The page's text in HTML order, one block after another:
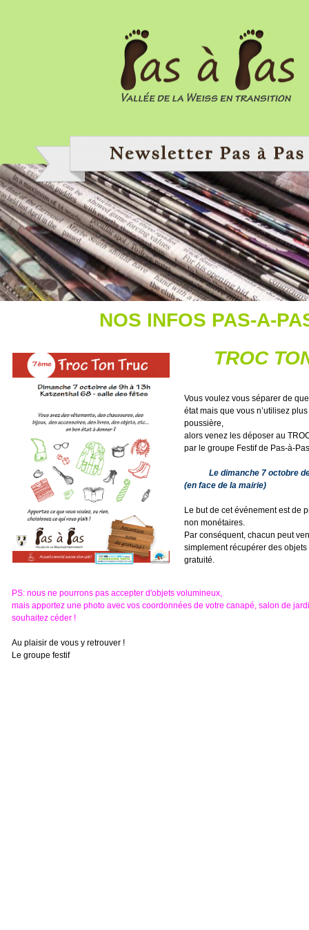
NOS INFOS PAS-A-
TROC
Vous voulez vous séparer de
état mais que vous n’utilisez
poussière,
alors venez les déposer au
par le groupe Festif de Pas-à-
Le dimanche 7 octobre de
(en face de la mairie)
Le but de cet événement est de
non monétaires.
Par conséquent, chacun peut
simplement récupérer des
gratuité.
PS: nous ne pourrons pas accepter d'objets volumineux,
mais apportez une photo avec vos coordonnées de votre canapé, salon de
souhaitez céder !
Au plaisir de vous y retrouver !
Le groupe festif